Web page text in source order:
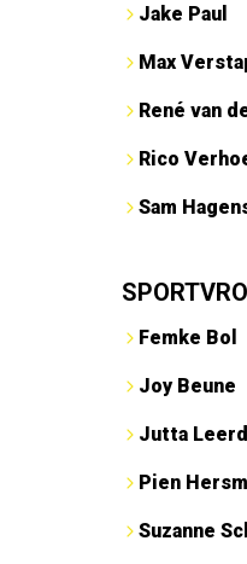
Jake Paul
Max
René van
Rico
Sam
Femke Bol
Joy Beune
Jutta
Pien
Suzanne